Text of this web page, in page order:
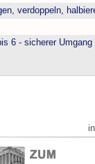
verdoppeln,
6 - sicherer Umgang